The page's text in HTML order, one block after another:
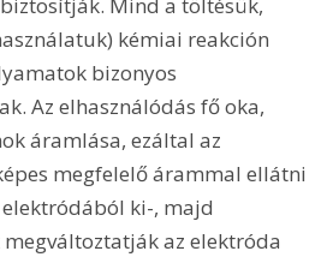
Mind a töltésük,
kémiai reakción
bizonyos
Az elhasználódás fő oka,
áramlása, ezáltal az
megfelelő árammal ellátni
ki-, majd
az elektróda